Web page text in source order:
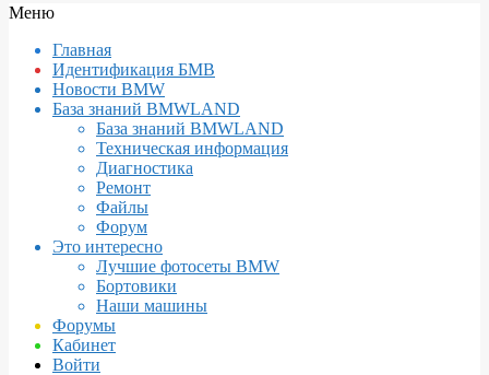
Вторичное
навигации
Меню
Главная
Идентификация БМВ
Новости BMW
База знаний BMWLAND
База знаний BMWLAND
Техническая информация
Диагностика
Ремонт
Файлы
Форум
Это интересно
Лучшие фотосеты BMW
Бортовики
Наши машины
Форумы
Кабинет
Войти